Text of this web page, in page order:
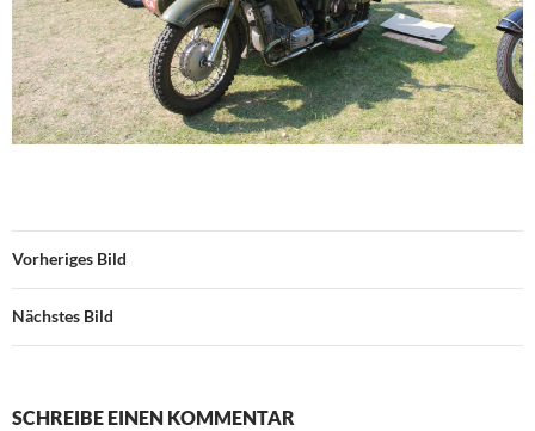
Vorheriges Bild
Nächstes Bild
SCHREIBE EINEN KOMMENTAR